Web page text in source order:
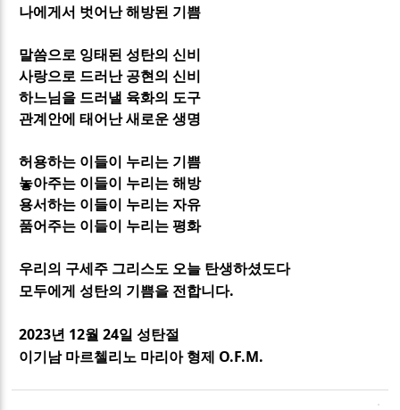
나에게서 벗어난 해방된 기쁨
말씀으로 잉태된 성탄의 신비
사랑으로 드러난 공현의 신비
하느님을 드러낼 육화의 도구
관계안에 태어난 새로운 생명
허용하는 이들이 누리는 기쁨
놓아주는 이들이 누리는 해방
용서하는 이들이 누리는 자유
품어주는 이들이 누리는 평화
우리의 구세주 그리스도 오늘 탄생하셨도다
모두에게 성탄의 기쁨을 전합니다.
2023년 12월24일 성탄절
이기남 마르첼리노 마리아 형제 O.F.M.